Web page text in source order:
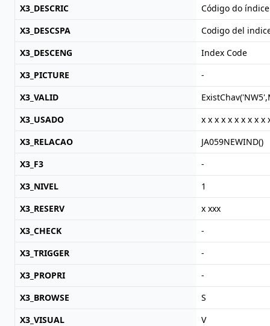
X3_DESCRIC
Código do índice
X3_DESCSPA
Codigo del
X3_DESCENG
Index Code
X3_PICTURE
-
X3_VALID
X3_USADO
x x x x x x x x x x
X3_RELACAO
JA059NEWIND()
X3_F3
-
X3_NIVEL
1
X3_RESERV
x xxx
X3_CHECK
-
X3_TRIGGER
-
X3_PROPRI
-
X3_BROWSE
S
X3_VISUAL
V